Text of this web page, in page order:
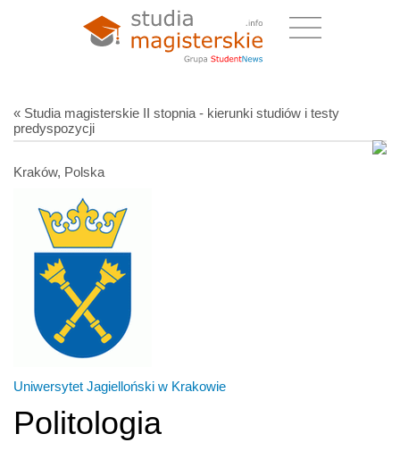
« Studia magisterskie II stopnia - kierunki studiów i testy
predyspozycji
Kraków, Polska
Uniwersytet Jagielloński w Krakowie
Politologia